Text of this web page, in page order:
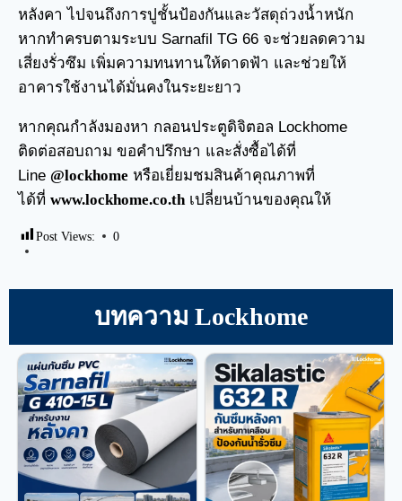
หลังคา ไปจนถึงการปูชั้นป้องกันและวัสดุถ่วงน้ำหนัก
หากทำครบตามระบบ Sarnafil TG 66 จะช่วยลดความ
เสี่ยงรั่วซึม เพิ่มความทนทานให้ดาดฟ้า และช่วยให้
อาคารใช้งานได้มั่นคงในระยะยาว
หากคุณกำลังมองหา กลอนประตูดิจิตอล Lockhome
ติดต่อสอบถาม ขอคำปรึกษา และสั่งซื้อได้ที่
Line @lockhome หรือเยี่ยมชมสินค้าคุณภาพที่
ได้ที่ www.lockhome.co.thเปลี่ยนบ้านของคุณให้
Post Views: 0
บทความ Lockhome